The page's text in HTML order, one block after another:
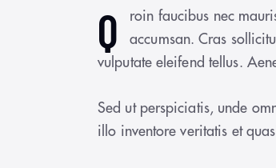
Q
roin faucibus nec
accumsan. Cras
vulputate eleifend tellus.
Sed ut perspiciatis, unde
illo inventore veritatis et